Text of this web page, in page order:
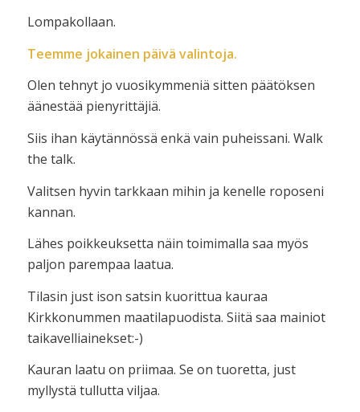
Lompakollaan.
Teemme jokainen päivä valintoja.
Olen tehnyt jo vuosikymmeniä sitten päätöksen
äänestää pienyrittäjiä.
Siis ihan käytännössä enkä vain puheissani. Walk
the talk.
Valitsen hyvin tarkkaan mihin ja kenelle roposeni
kannan.
Lähes poikkeuksetta näin toimimalla saa myös
paljon parempaa laatua.
Tilasin just ison satsin kuorittua kauraa
Kirkkonummen maatilapuodista. Siitä saa mainiot
taikavelliainekset:-)
Kauran laatu on priimaa. Se on tuoretta, just
myllystä tullutta viljaa.